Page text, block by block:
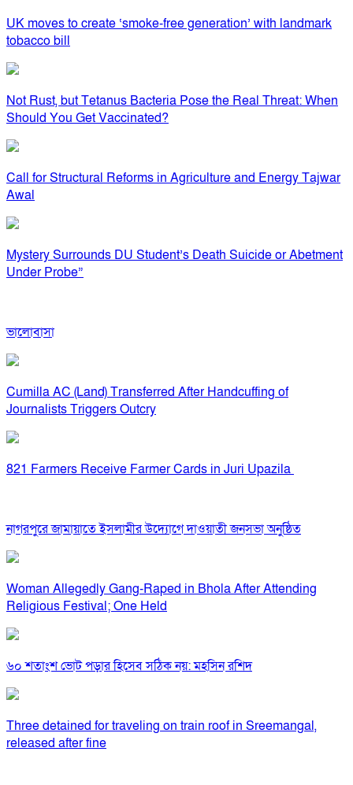
UK moves to create ‘smoke-free generation’ with landmark
tobacco bill
Not Rust, but Tetanus Bacteria Pose the Real Threat: When
Should You Get Vaccinated?
Call for Structural Reforms in Agriculture and Energy Tajwar
Awal
Mystery Surrounds DU Student’s Death Suicide or Abetment
Under Probe”
ভালোবাসা
Cumilla AC (Land) Transferred After Handcuffing of
Journalists Triggers Outcry
821 Farmers Receive Farmer Cards in Juri Upazila
নাগরপুরে জামায়াতে ইসলামীর উদ্যোগে দাওয়াতী জনসভা অনুষ্ঠিত
Woman Allegedly Gang-Raped in Bhola After Attending
Religious Festival; One Held
৬০ শতাংশ ভোট পড়ার হিসেব সঠিক নয়: মহসিন রশিদ
Three detained for traveling on train roof in Sreemangal,
released after fine